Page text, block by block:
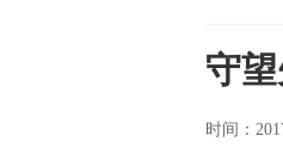
守
时间：